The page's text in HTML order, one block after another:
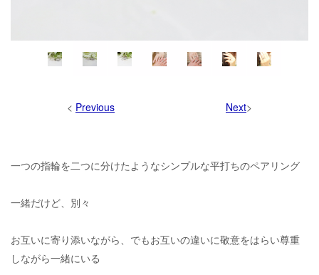
< Previous Next>
一つの指輪を二つに分けたようなシンプルな平打ちのペアリング
一緒だけど、別々
お互いに寄り添いながら、でもお互いの違いに敬意をはらい尊重
しながら一緒にいる